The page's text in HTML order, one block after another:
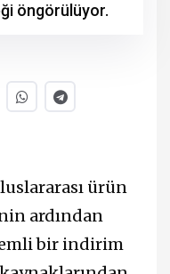
öngörülüyor.
ürün
ardından
bir indirim